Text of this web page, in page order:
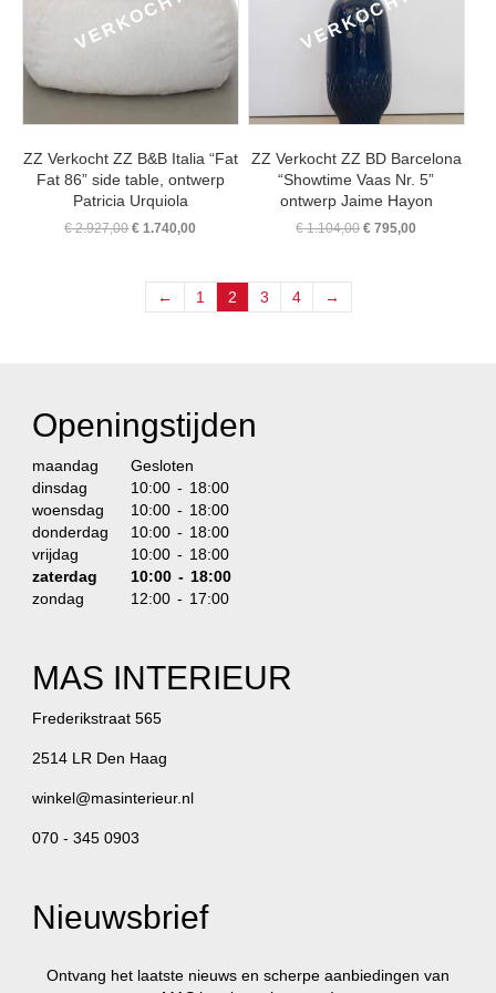
ZZ Verkocht ZZ B&B Italia “Fat
Fat 86” side table, ontwerp
Patricia Urquiola
€2.927,00Oorspronkelijke
€ 2.927,00.
€ 1.740,00
€ 1.740,00.
ZZ Verkocht ZZ BD Barcelona
“Showtime Vaas Nr. 5”
ontwerp Jaime Hayon
€1.104,00Oorspronkelijke
€ 795,00
← 1 2 3 4 →
Openingstijden
maandag
Gesloten
dinsdag
10:00 - 18:00
woensdag
10:00 - 18:00
donderdag
10:00 - 18:00
vrijdag
10:00 - 18:00
zaterdag
10:00 - 18:00
zondag
12:00 - 17:00
MAS INTERIEUR
Frederikstraat 565
2514 LR Den Haag
winkel@masinterieur.nl
070 - 345 0903
Nieuwsbrief
Ontvang het laatste nieuws en scherpe aanbiedingen van